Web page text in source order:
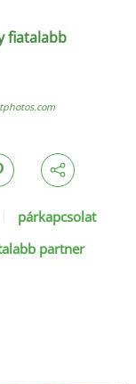
fiatalabb
párkapcsolat
partner